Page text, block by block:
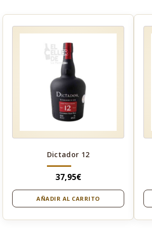
Dictador 12
37,95€
AÑADIR AL CARRITO